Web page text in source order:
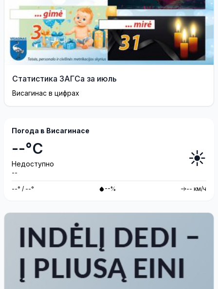
Статистика ЗАГСа за июль
Висагинас в цифрах
Погода в Висагинасе
--°C
Недоступно
--
☀️
--° / --° --% -- км/ч